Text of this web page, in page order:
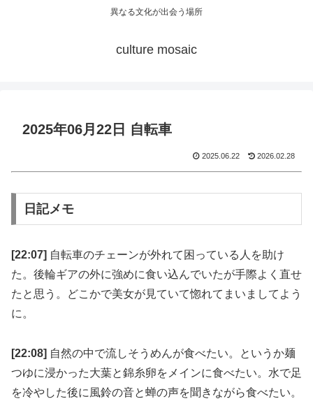
異なる文化が出会う場所
culture mosaic
2025年06月22日 自転車
2025.06.22 2026.02.28
日記メモ
[22:07] 自転車のチェーンが外れて困っている人を助け
た。後輪ギアの外に強めに食い込んでいたが手際よく直せ
たと思う。どこかで美女が見ていて惚れてまいましてよう
に。
[22:08] 自然の中で流しそうめんが食べたい。というか麺
つゆに浸かった大葉と錦糸卵をメインに食べたい。水で足
を冷やした後に風鈴の音と蝉の声を聞きながら食べたい。